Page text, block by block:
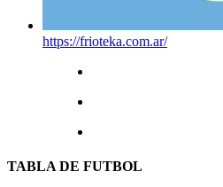
https://frioteka.com.ar/
TABLA DE FUTBOL